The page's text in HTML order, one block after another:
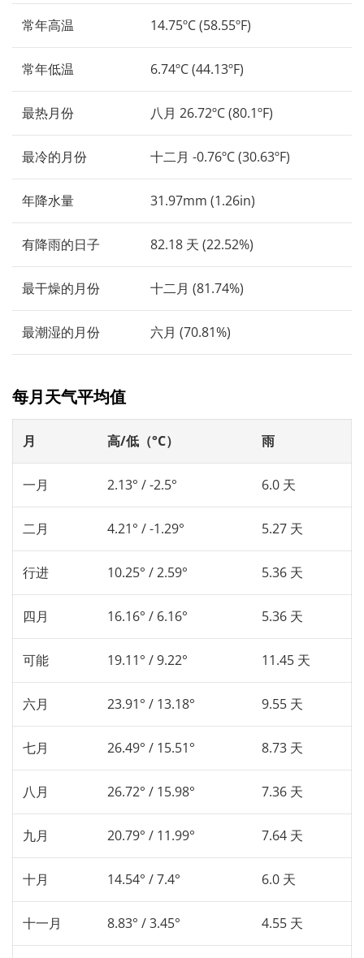
常年高温 14.75ºC (58.55ºF)
常年低温 6.74ºC (44.13ºF)
最热月份 八月 26.72ºC (80.1ºF)
最冷的月份 十二月 -0.76ºC (30.63ºF)
年降水量 31.97mm (1.26in)
有降雨的日子 82.18 天 (22.52%)
最干燥的月份 十二月 (81.74%)
最潮湿的月份 六月 (70.81%)
每月天气平均值
月 高/低（°C） 雨
一月 2.13° / -2.5° 6.0 天
二月 4.21° / -1.29° 5.27 天
行进 10.25° / 2.59° 5.36 天
四月 16.16° / 6.16° 5.36 天
可能 19.11° / 9.22° 11.45 天
六月 23.91° / 13.18° 9.55 天
七月 26.49° / 15.51° 8.73 天
八月 26.72° / 15.98° 7.36 天
九月 20.79° / 11.99° 7.64 天
十月 14.54° / 7.4° 6.0 天
十一月 8.83° / 3.45° 4.55 天